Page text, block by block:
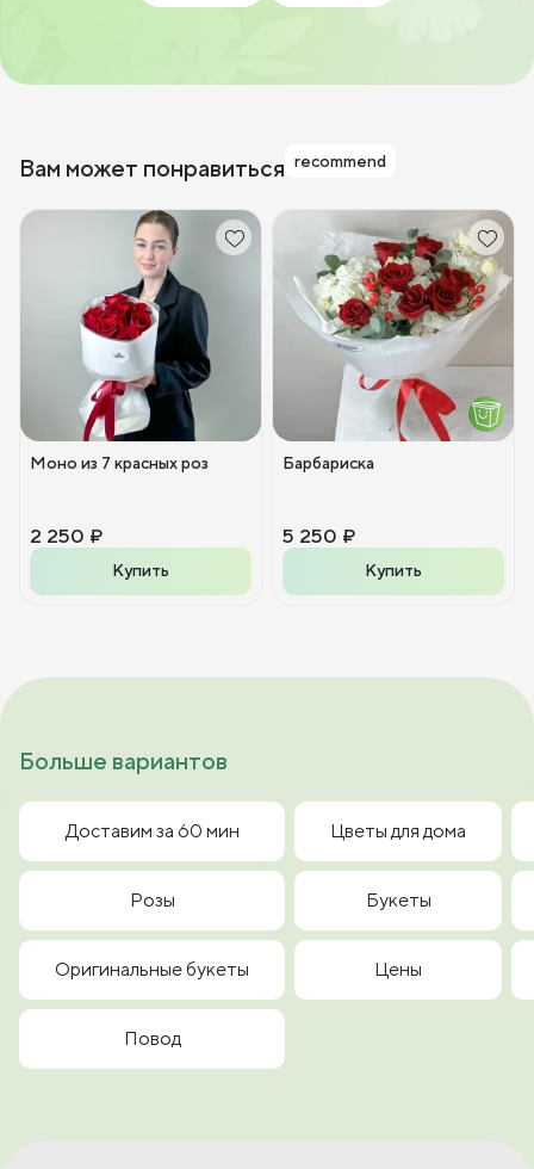
Вам может понравиться recommend
Моно из 7 красных роз
2 250 ₽
Купить
Барбариска
5 250 ₽
Купить
Больше вариантов
Доставим за 60 мин Цветы для дома
Розы Букеты
Оригинальные букеты Цены
Повод